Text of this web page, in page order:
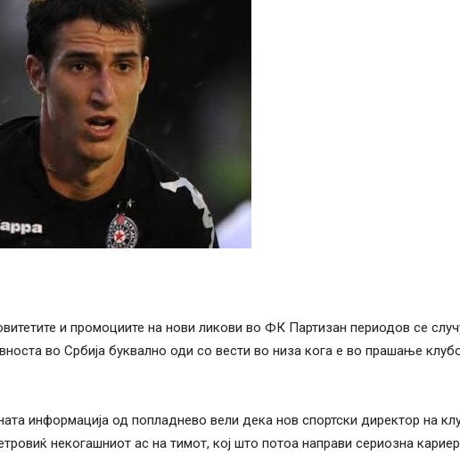
и промоциите на нови ликови во ФК Партизан периодов се
во Србија буквално оди со вести во низа кога е во прашање
информација од попладнево вели дека нов спортски директор на
некогашниот ас на тимот, кој што потоа направи сериозна